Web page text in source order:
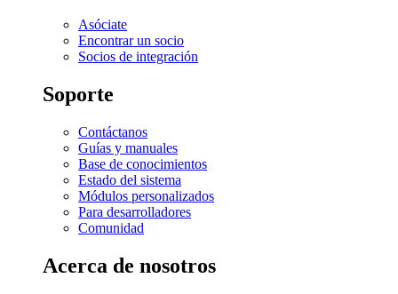
Asóciate
Encontrar un socio
Socios de integración
Soporte
Contáctanos
Guías y manuales
Base de conocimientos
Estado del sistema
Módulos personalizados
Para desarrolladores
Comunidad
Acerca de nosotros